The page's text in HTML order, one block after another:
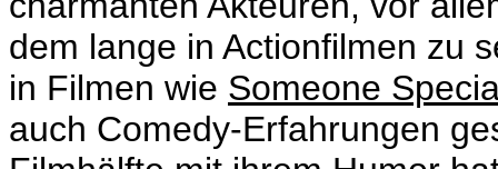
dem lange in Actionfilmen zu
in Filmen wie Someone
auch Comedy-Erfahrungen